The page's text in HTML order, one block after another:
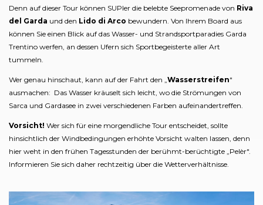
Denn auf dieser Tour können SUPler die belebte Seepromenade von Riva
del Garda und den Lido di Arco bewundern. Von Ihrem Board aus
können Sie einen Blick auf das Wasser- und Strandsportparadies Garda
Trentino werfen, an dessen Ufern sich Sportbegeisterte aller Art
tummeln.
Wer genau hinschaut, kann auf der Fahrt den „ Wasserstreifen"
ausmachen: Das Wasser kräuselt sich leicht, wo die Strömungen von
Sarca und Gardasee in zwei verschiedenen Farben aufeinandertreffen.
Vorsicht! Wer sich für eine morgendliche Tour entscheidet, sollte
hinsichtlich der Windbedingungen erhöhte Vorsicht walten lassen, denn
hier weht in den frühen Tagesstunden der berühmt-berüchtigte „Pelèr".
Informieren Sie sich daher rechtzeitig über die Wetterverhältnisse.